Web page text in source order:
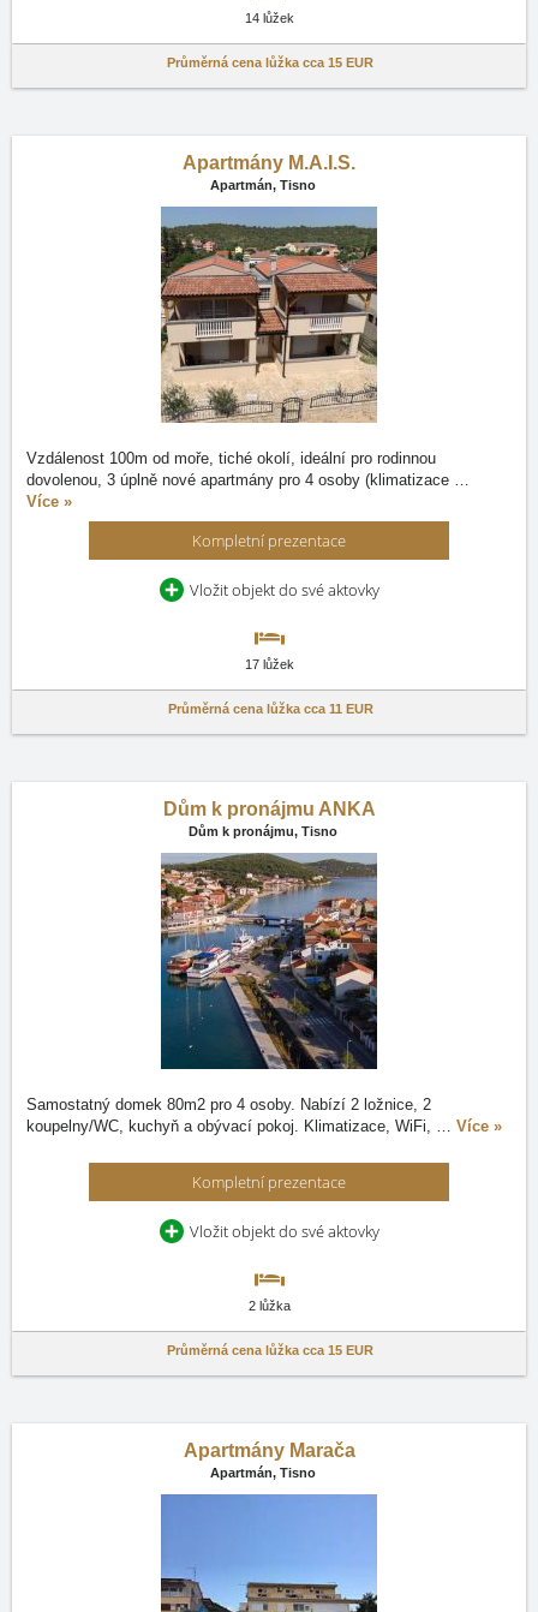
14 lůžek
Průměrná cena lůžka cca 15 EUR
Apartmány M.A.I.S.
Apartmán, Tisno
Vzdálenost 100m od moře, tiché okolí, ideální pro rodinnou
dovolenou, 3 úplně nové apartmány pro 4 osoby (klimatizace …
Více »
Kompletní prezentace
Vložit objekt do své aktovky
17 lůžek
Průměrná cena lůžka cca 11 EUR
Dům k pronájmu ANKA
Dům k pronájmu, Tisno
Samostatný domek 80m2 pro 4 osoby. Nabízí 2 ložnice, 2
koupelny/WC, kuchyň a obývací pokoj. Klimatizace, WiFi, … Více »
Kompletní prezentace
Vložit objekt do své aktovky
2 lůžka
Průměrná cena lůžka cca 15 EUR
Apartmány Marača
Apartmán, Tisno